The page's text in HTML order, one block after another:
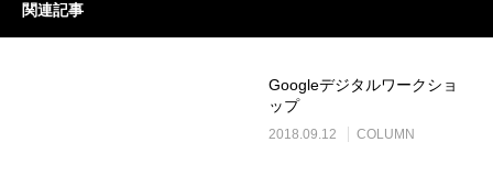
関連記事
Googleデジタルワークショ
ップ
2018.09.12 COLUMN